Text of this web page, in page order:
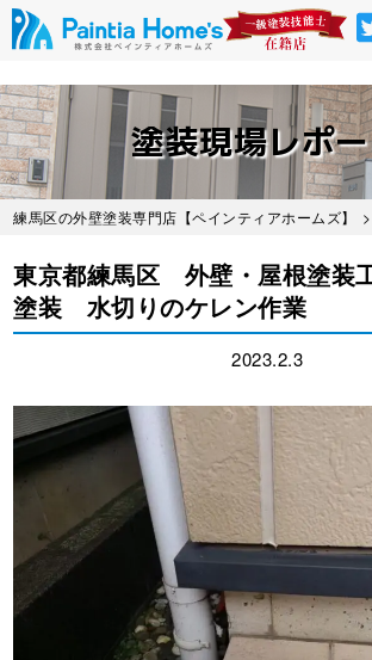
Skip
to
main
content
塗装現場レポ
練馬区の外壁塗装専門店【ペインティアホームズ】
東京都練馬区 外壁・屋根塗装
塗装 水切りのケレン作業
2023.2.3